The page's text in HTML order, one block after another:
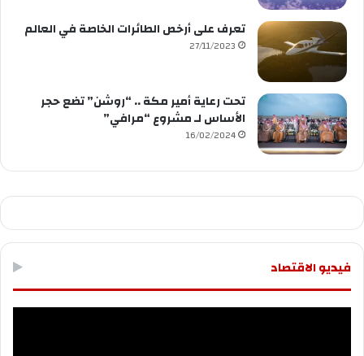
تعرف على أرخص الطائرات الخاصة في العالم
27/11/2023
تحت رعاية أمير مكة .. “روشن” تضع حجر
الأساس لـ مشروع “مرافي”
16/02/2024
فيديو الاقتصاد